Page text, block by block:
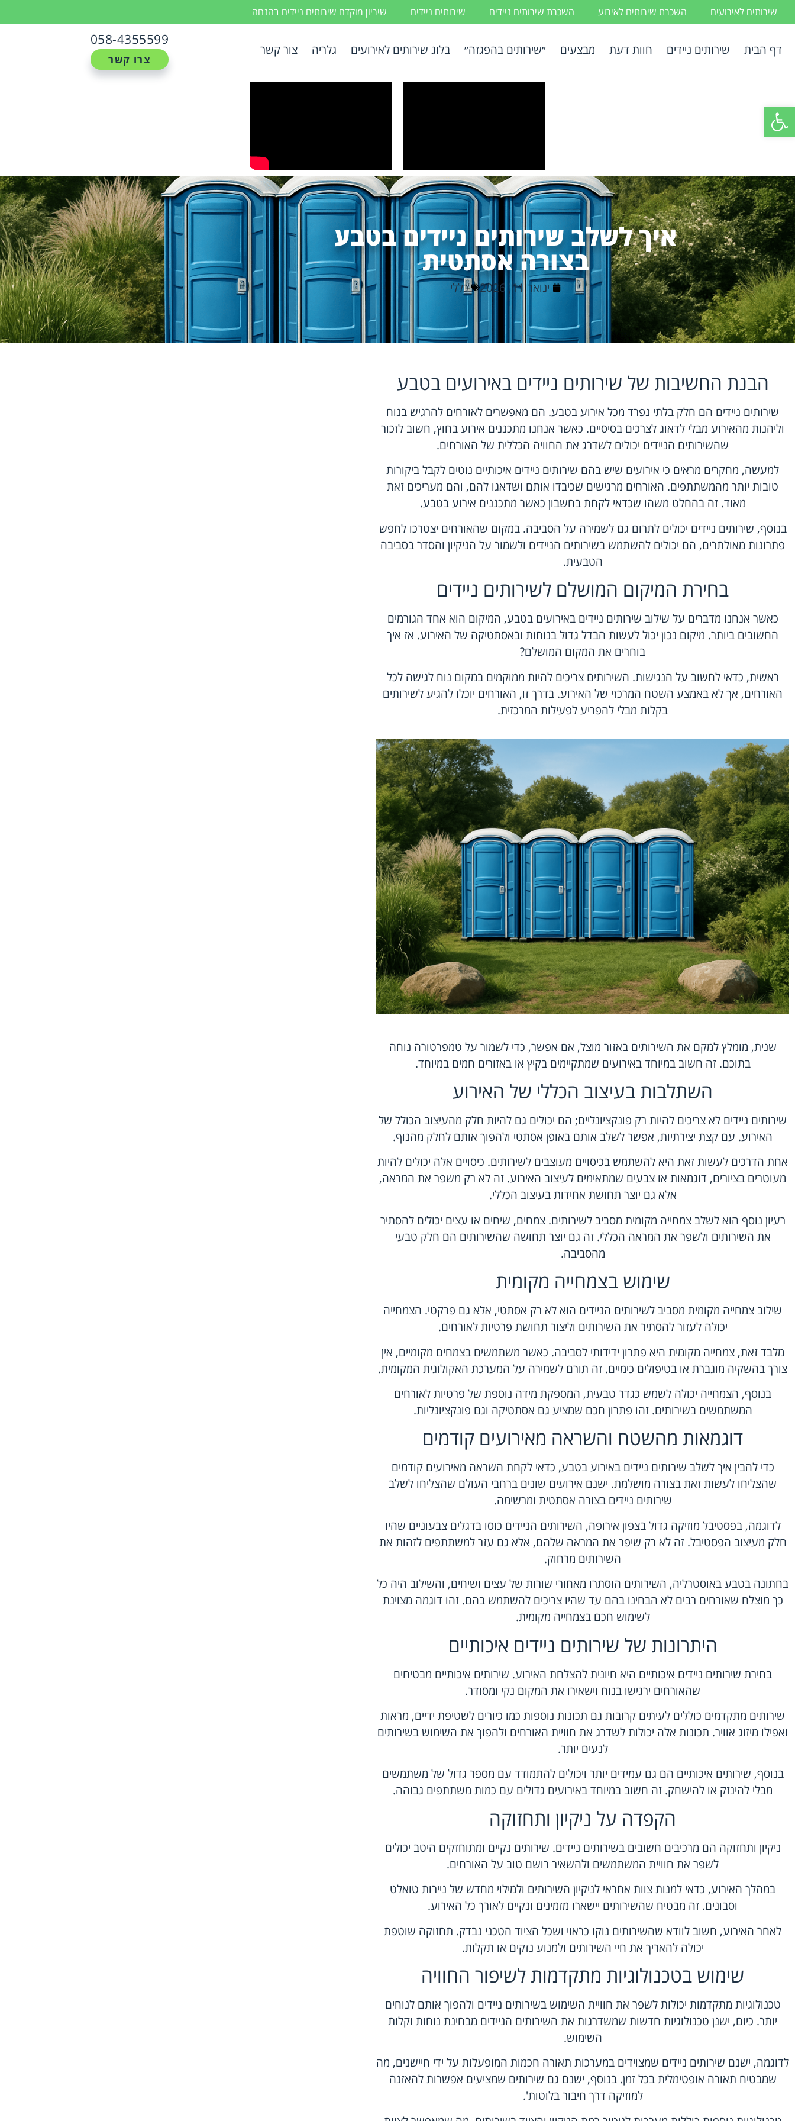
פתח סרגל נגישות
שירותים לאירועים השכרת שירותים לאירוע השכרת שירותים ניידים שירותים ניידים שיריון מוקדם שירותים ניידים בהנחה
דף הבית שירותים ניידים חוות דעת מבצעים ״שירותים בהפגזה״ בלוג שירותים לאירועים גלריה צור קשר
058-4355599
צרו קשר
איך לשלב שירותים ניידים בטבע
בצורה אסתטית
ינואר 11, 2026 כללי
הבנת החשיבות של שירותים ניידים באירועים בטבע
שירותים ניידים הם חלק בלתי נפרד מכל אירוע בטבע. הם מאפשרים לאורחים להרגיש בנוח
וליהנות מהאירוע מבלי לדאוג לצרכים בסיסיים. כאשר אנחנו מתכננים אירוע בחוץ, חשוב לזכור
שהשירותים הניידים יכולים לשדרג את החוויה הכללית של האורחים.
למעשה, מחקרים מראים כי אירועים שיש בהם שירותים ניידים איכותיים נוטים לקבל ביקורות
טובות יותר מהמשתתפים. האורחים מרגישים שכיבדו אותם ושדאגו להם, והם מעריכים זאת
מאוד. זה בהחלט משהו שכדאי לקחת בחשבון כאשר מתכננים אירוע בטבע.
בנוסף, שירותים ניידים יכולים לתרום גם לשמירה על הסביבה. במקום שהאורחים יצטרכו לחפש
פתרונות מאולתרים, הם יכולים להשתמש בשירותים הניידים ולשמור על הניקיון והסדר בסביבה
הטבעית.
בחירת המיקום המושלם לשירותים ניידים
כאשר אנחנו מדברים על שילוב שירותים ניידים באירועים בטבע, המיקום הוא אחד הגורמים
החשובים ביותר. מיקום נכון יכול לעשות הבדל גדול בנוחות ובאסתטיקה של האירוע. אז איך
בוחרים את המקום המושלם?
ראשית, כדאי לחשוב על הנגישות. השירותים צריכים להיות ממוקמים במקום נוח לגישה לכל
האורחים, אך לא באמצע השטח המרכזי של האירוע. בדרך זו, האורחים יוכלו להגיע לשירותים
בקלות מבלי להפריע לפעילות המרכזית.
שנית, מומלץ למקם את השירותים באזור מוצל, אם אפשר, כדי לשמור על טמפרטורה נוחה
בתוכם. זה חשוב במיוחד באירועים שמתקיימים בקיץ או באזורים חמים במיוחד.
השתלבות בעיצוב הכללי של האירוע
שירותים ניידים לא צריכים להיות רק פונקציונליים; הם יכולים גם להיות חלק מהעיצוב הכולל של
האירוע. עם קצת יצירתיות, אפשר לשלב אותם באופן אסתטי ולהפוך אותם לחלק מהנוף.
אחת הדרכים לעשות זאת היא להשתמש בכיסויים מעוצבים לשירותים. כיסויים אלה יכולים להיות
מעוטרים בציורים, דוגמאות או צבעים שמתאימים לעיצוב האירוע. זה לא רק משפר את המראה,
אלא גם יוצר תחושת אחידות בעיצוב הכללי.
רעיון נוסף הוא לשלב צמחייה מקומית מסביב לשירותים. צמחים, שיחים או עצים יכולים להסתיר
את השירותים ולשפר את המראה הכללי. זה גם יוצר תחושה שהשירותים הם חלק טבעי
מהסביבה.
שימוש בצמחייה מקומית
שילוב צמחייה מקומית מסביב לשירותים הניידים הוא לא רק אסתטי, אלא גם פרקטי. הצמחייה
יכולה לעזור להסתיר את השירותים וליצור תחושת פרטיות לאורחים.
מלבד זאת, צמחייה מקומית היא פתרון ידידותי לסביבה. כאשר משתמשים בצמחים מקומיים, אין
צורך בהשקיה מוגברת או בטיפולים כימיים. זה תורם לשמירה על המערכת האקולוגית המקומית.
בנוסף, הצמחייה יכולה לשמש כגדר טבעית, המספקת מידה נוספת של פרטיות לאורחים
המשתמשים בשירותים. זהו פתרון חכם שמציע גם אסתטיקה וגם פונקציונליות.
דוגמאות מהשטח והשראה מאירועים קודמים
כדי להבין איך לשלב שירותים ניידים באירוע בטבע, כדאי לקחת השראה מאירועים קודמים
שהצליחו לעשות זאת בצורה מושלמת. ישנם אירועים שונים ברחבי העולם שהצליחו לשלב
שירותים ניידים בצורה אסתטית ומרשימה.
לדוגמה, בפסטיבל מוזיקה גדול בצפון אירופה, השירותים הניידים כוסו בדגלים צבעוניים שהיו
חלק מעיצוב הפסטיבל. זה לא רק שיפר את המראה שלהם, אלא גם עזר למשתתפים לזהות את
השירותים מרחוק.
בחתונה בטבע באוסטרליה, השירותים הוסתרו מאחורי שורות של עצים ושיחים, והשילוב היה כל
כך מוצלח שאורחים רבים לא הבחינו בהם עד שהיו צריכים להשתמש בהם. זהו דוגמה מצוינת
לשימוש חכם בצמחייה מקומית.
היתרונות של שירותים ניידים איכותיים
בחירת שירותים ניידים איכותיים היא חיונית להצלחת האירוע. שירותים איכותיים מבטיחים
שהאורחים ירגישו בנוח וישאירו את המקום נקי ומסודר.
שירותים מתקדמים כוללים לעיתים קרובות גם תכונות נוספות כמו כיורים לשטיפת ידיים, מראות
ואפילו מיזוג אוויר. תכונות אלה יכולות לשדרג את חוויית האורחים ולהפוך את השימוש בשירותים
לנעים יותר.
בנוסף, שירותים איכותיים הם גם עמידים יותר ויכולים להתמודד עם מספר גדול של משתמשים
מבלי להינזק או להישחק. זה חשוב במיוחד באירועים גדולים עם כמות משתתפים גבוהה.
הקפדה על ניקיון ותחזוקה
ניקיון ותחזוקה הם מרכיבים חשובים בשירותים ניידים. שירותים נקיים ומתוחזקים היטב יכולים
לשפר את חוויית המשתמשים ולהשאיר רושם טוב על האורחים.
במהלך האירוע, כדאי למנות צוות אחראי לניקיון השירותים ולמילוי מחדש של ניירות טואלט
וסבונים. זה מבטיח שהשירותים יישארו מזמינים ונקיים לאורך כל האירוע.
לאחר האירוע, חשוב לוודא שהשירותים נוקו כראוי ושכל הציוד הטכני נבדק. תחזוקה שוטפת
יכולה להאריך את חיי השירותים ולמנוע נזקים או תקלות.
שימוש בטכנולוגיות מתקדמות לשיפור החוויה
טכנולוגיות מתקדמות יכולות לשפר את חוויית השימוש בשירותים ניידים ולהפוך אותם לנוחים
יותר. כיום, ישנן טכנולוגיות חדשות שמשדרגות את השירותים הניידים מבחינת נוחות וקלות
השימוש.
לדוגמה, ישנם שירותים ניידים שמצוידים במערכות תאורה חכמות המופעלות על ידי חיישנים, מה
שמבטיח תאורה אופטימלית בכל זמן. בנוסף, ישנם גם שירותים שמציעים אפשרות להאזנה
למוזיקה דרך חיבור בלוטות'.